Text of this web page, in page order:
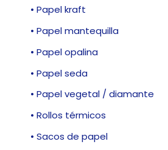
• Papel kraft
• Papel mantequilla
• Papel opalina
• Papel seda
• Papel vegetal / diamante
• Rollos térmicos
• Sacos de papel